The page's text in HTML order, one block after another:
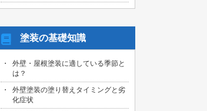
2026/07/31
2026/07/31
塗装工事の御見積依頼を頂きました！
2026/07/31
名古屋市守山区のお客様より、屋根塗装
工事の御見積依頼を頂きました！
塗装の基礎知識
外壁・屋根塗装に適している季節と
は？
外壁塗装の塗り替えタイミングと劣
化症状